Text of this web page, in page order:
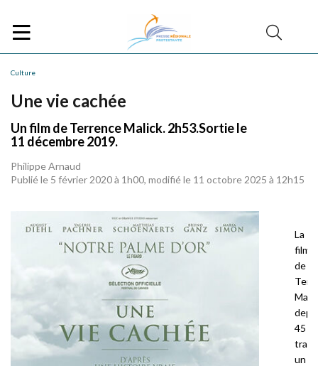
Culture
Une vie cachée
Un film de Terrence Malick. 2h53.Sortie le
11 décembre 2019.
Philippe Arnaud
Publié le 5 février 2020 à 1h00, modifié le 11 octobre 2025 à 12h15
La
de
45
trace
un